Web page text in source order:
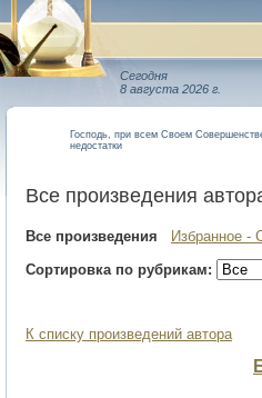
Сегодня
8 августа 2026 г.
Господь, при всем Своем
недостатки
Все произведения
Все произведения
Избранное -
Сортировка по рубрикам:
К списку произведений автора